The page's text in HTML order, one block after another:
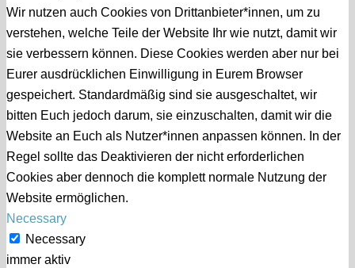
Wir nutzen auch Cookies von Drittanbieter*innen, um zu
verstehen, welche Teile der Website Ihr wie nutzt, damit wir
sie verbessern können. Diese Cookies werden aber nur bei
Eurer ausdrücklichen Einwilligung in Eurem Browser
gespeichert. Standardmäßig sind sie ausgeschaltet, wir
bitten Euch jedoch darum, sie einzuschalten, damit wir die
Website an Euch als Nutzer*innen anpassen können. In der
Regel sollte das Deaktivieren der nicht erforderlichen
Cookies aber dennoch die komplett normale Nutzung der
Website ermöglichen.
Necessary
Necessary
immer aktiv